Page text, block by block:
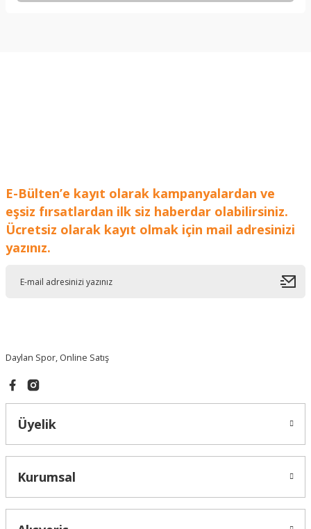
E-Bülten’e kayıt olarak kampanyalardan ve
eşsiz fırsatlardan ilk siz haberdar olabilirsiniz.
Ücretsiz olarak kayıt olmak için mail adresinizi
yazınız.
Daylan Spor, Online Satış
Üyelik
Kurumsal